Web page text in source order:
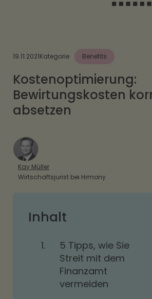
19.11.2021Kategorie Benefits
Kostenoptimierung:
Bewirtungskosten
absetzen
Kay Müller
Wirtschaftsjurist bei Hrmony
Inhalt
1.
5 Tipps, wie Sie
Streit mit dem
Finanzamt
vermeiden